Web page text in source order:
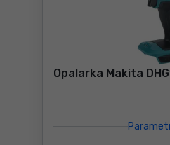
Opalarka Makita